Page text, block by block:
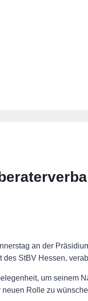
an der
StBV Hessen,
um seinem
Rolle zu